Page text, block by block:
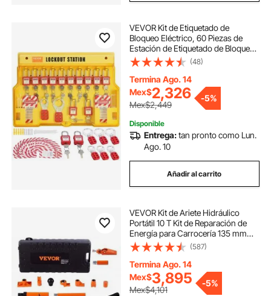
VEVOR Kit de Etiquetado de
Bloqueo Eléctrico, 60 Piezas de
Estación de Etiquetado de Bloqueo
de Seguridad que Incluye
Candados, Cerrojos, Etiquetas, Kit
de Expansión para Energía Eléctrica
Industrial
(48)
Termina Ago. 14
Mex$2,326
Mex$2,449
-5%
Disponible
Entrega:tan pronto como Lun.
Ago. 10
Añadir al carrito
VEVOR Kit de Ariete Hidráulico
Portátil 10 T Kit de Reparación de
Energía para Carrocería 135 mm
Juego de Cilindros Hidráulicos con
4 Vástagos 100/195/300/500 mm
para Reparación de Coches
Construcción
(587)
Termina Ago. 14
Mex$3,895
Mex$4,101
-5%